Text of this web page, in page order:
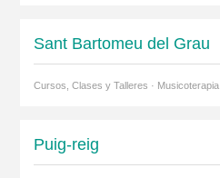
Sant Bartomeu del Grau
Cursos, Clases y Talleres · Musicoterapia
Puig-reig